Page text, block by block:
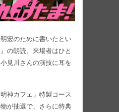
宏のために書いたとい
の朗読。来場者はひと
見川さんの演技に耳を
神カフェ」特製コース
が抽選で、さらに特典